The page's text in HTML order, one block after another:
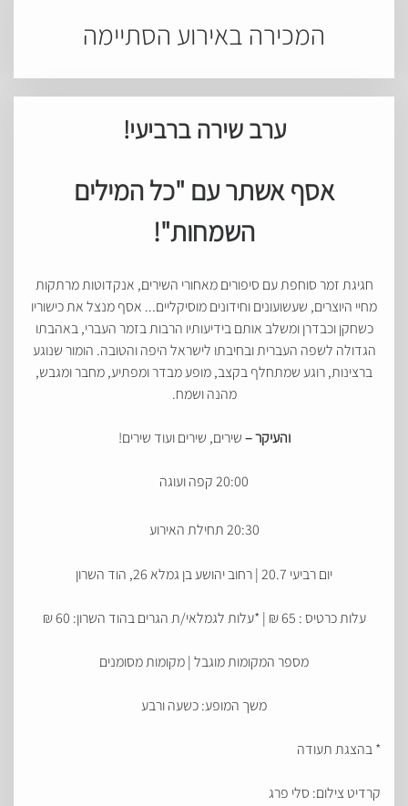
המכירה באירוע הסתיימה
ערב שירה ברביעי!
אסף אשתר עם "כל המילים
השמחות"!
חגיגת זמר סוחפת עם סיפורים מאחורי השירים, אנקדוטות מרתקות
מחיי היוצרים, שעשועונים וחידונים מוסיקליים... אסף מנצל את כישוריו
כשחקן וכבדרן ומשלב אותם בידיעותיו הרבות בזמר העברי, באהבתו
הגדולה לשפה העברית ובחיבתו לישראל היפה והטובה. הומור שנוגע
ברצינות, רוגע שמתחלף בקצב, מופע מבדר ומפתיע, מחבר ומגבש,
מהנה ושמח.
והעיקר –שירים, שירים ועוד שירים!
20:00 קפה ועוגה
20:30 תחילת האירוע
יום רביעי 20.7 | רחוב יהושע בן גמלא 26, הוד השרון
עלות כרטיס : 65 ₪ | *עלות לגמלאי/ת הגרים בהוד השרון: 60 ₪
מספר המקומות מוגבל | מקומות מסומנים
משך המופע: כשעה ורבע
* בהצגת תעודה
קרדיט צילום: סלי פרג